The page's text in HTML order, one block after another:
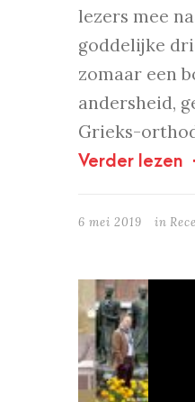
lezers mee
goddelijke
zomaar een
andersheid,
Grieks-
Verder lezen
6 mei 2019 in